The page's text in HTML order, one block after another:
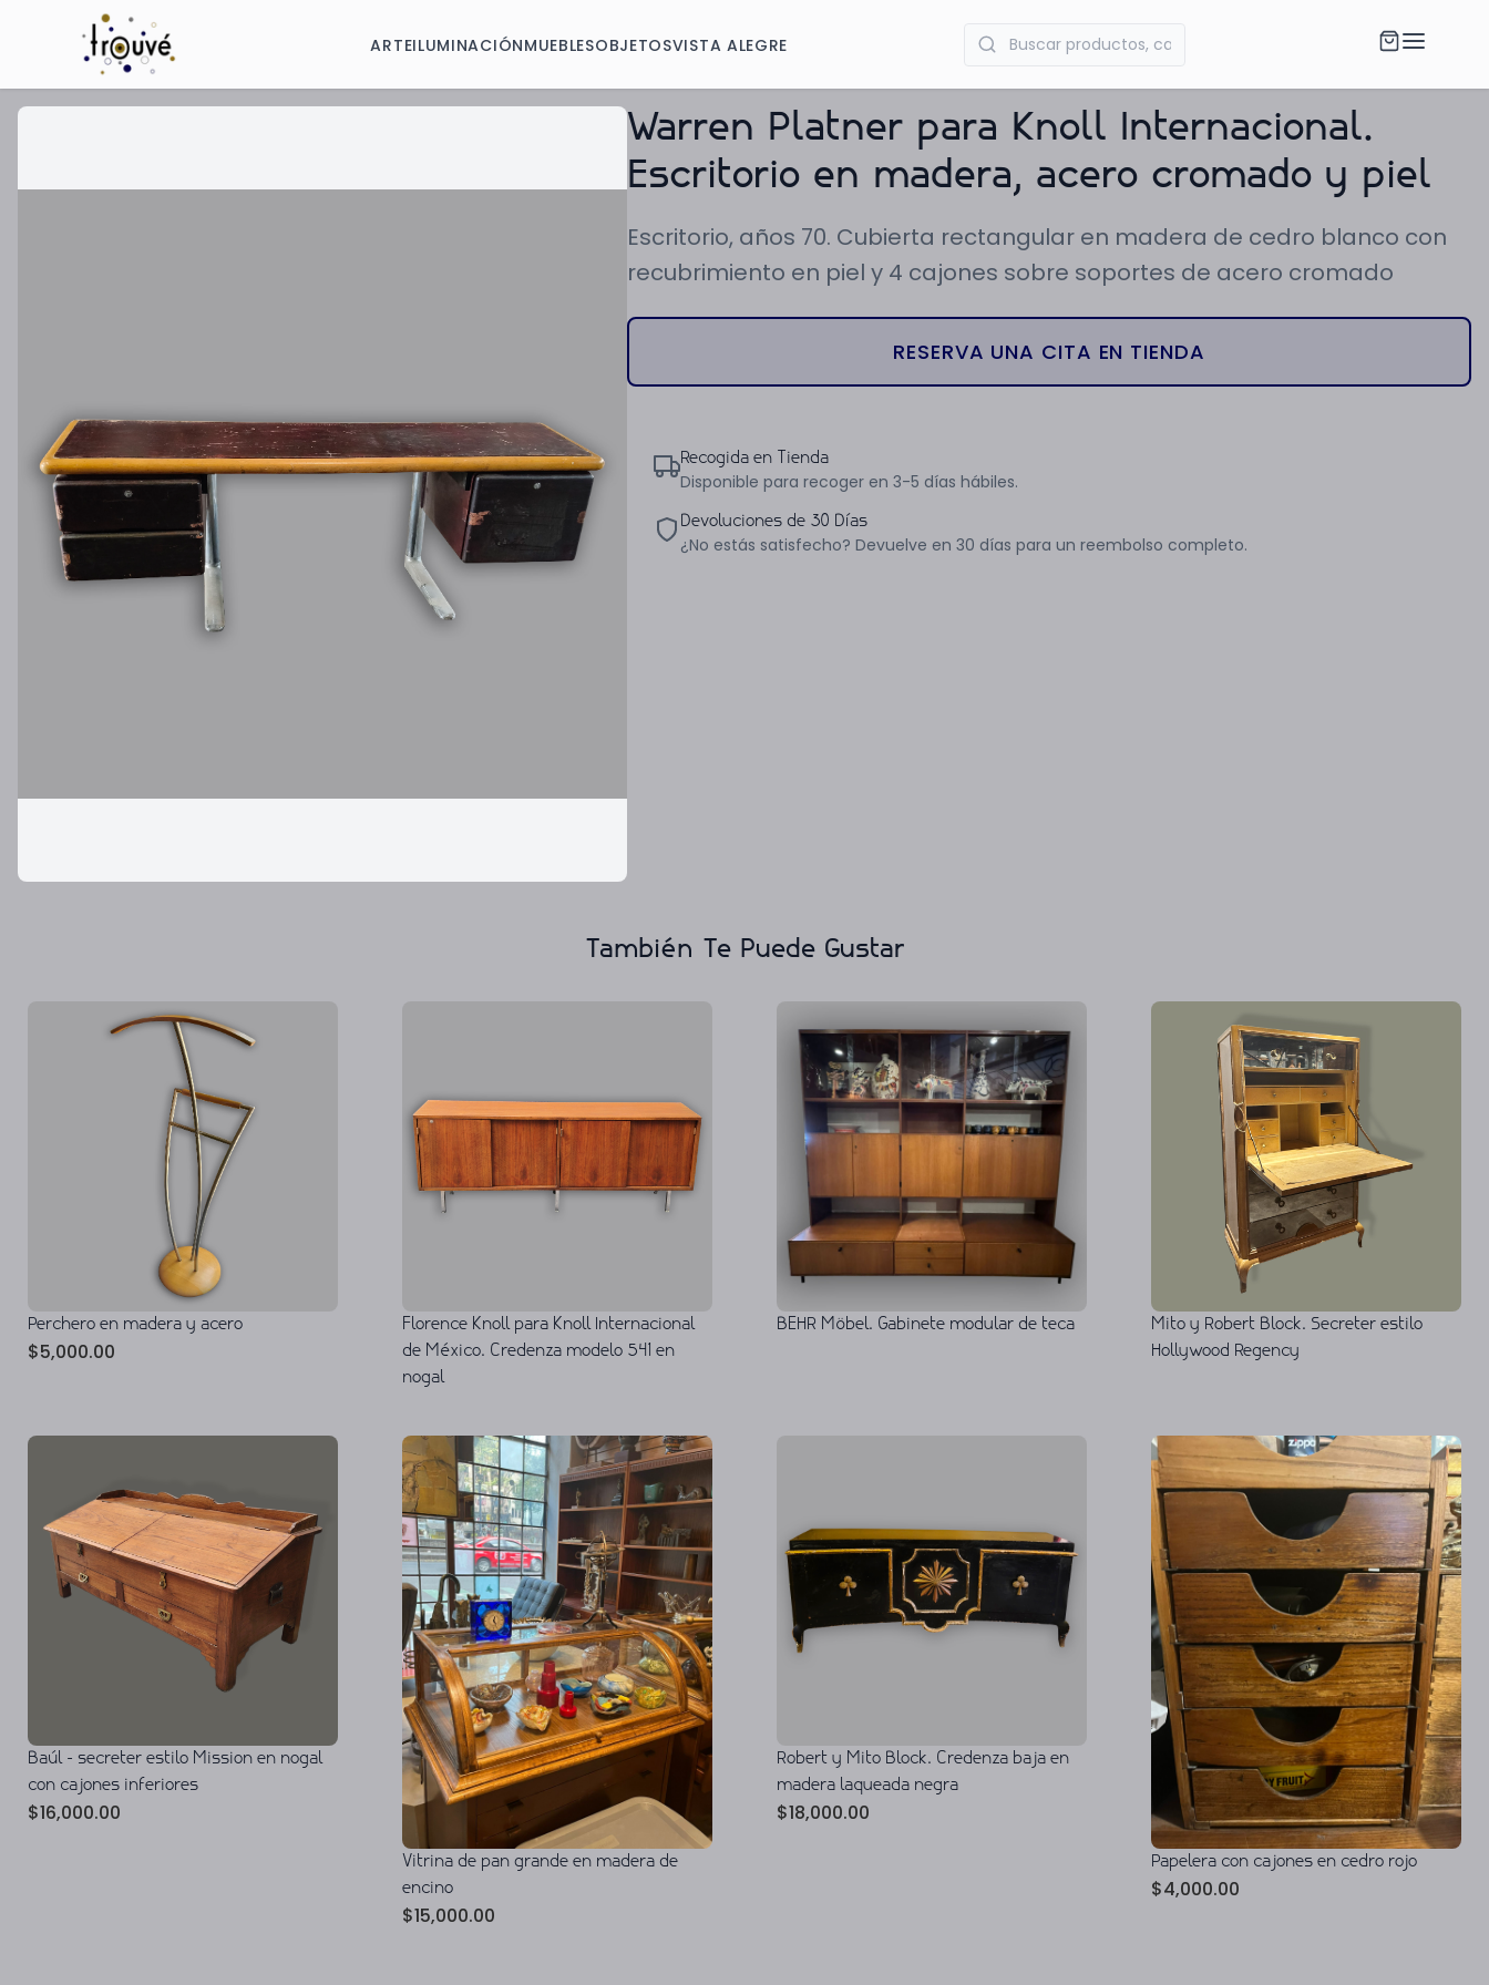
ARTEILUMINACIÓNMUEBLESOBJETOSVISTA ALEGRE
Warren Platner para Knoll Internacional.
Escritorio en madera, acero cromado y piel
Escritorio, años 70. Cubierta rectangular en madera de cedro blanco con
recubrimiento en piel y 4 cajones sobre soportes de acero cromado
RESERVA UNA CITA EN TIENDA
Recogida en Tienda
Disponible para recoger en 3-5 días hábiles.
Devoluciones de 30 Días
¿No estás satisfecho? Devuelve en 30 días para un reembolso completo.
También Te Puede Gustar
Perchero en madera y acero
$5,000.00
Florence Knoll para Knoll Internacional
de México. Credenza modelo 541 en
nogal
BEHR Möbel. Gabinete modular de teca
Mito y Robert Block. Secreter estilo
Hollywood Regency
Baúl - secreter estilo Mission en nogal
con cajones inferiores
$16,000.00
Vitrina de pan grande en madera de
encino
$15,000.00
Robert y Mito Block. Credenza baja en
madera laqueada negra
$18,000.00
Papelera con cajones en cedro rojo
$4,000.00